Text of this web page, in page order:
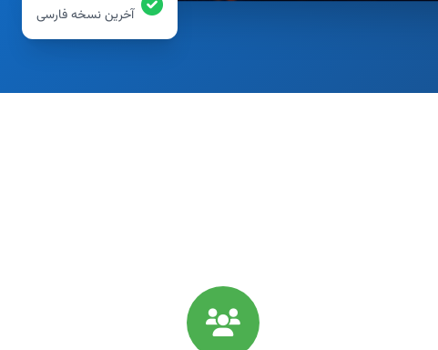
آخرین نسخه فارسی